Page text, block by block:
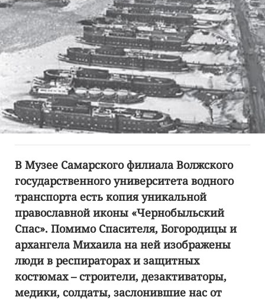
В Музее Самарского филиала Волжского
государственного университета водного
транспорта есть копия уникальной
православной иконы «Чернобыльский
Спас». Помимо Спасителя, Богородицы и
архангела Михаила на ней изображены
люди в респираторах и защитных
костюмах – строители, дезактиваторы,
медики, солдаты, заслонившие нас от